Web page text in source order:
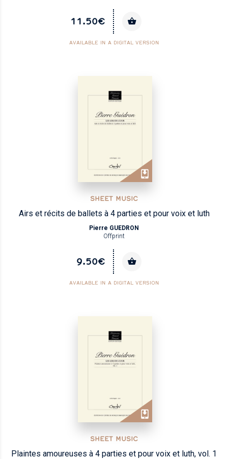
11.50€
AVAILABLE IN A DIGITAL VERSION
SHEET MUSIC
Airs et récits de ballets à 4 parties et pour voix et luth
Pierre GUEDRON
Offprint
9.50€
AVAILABLE IN A DIGITAL VERSION
SHEET MUSIC
Plaintes amoureuses à 4 parties et pour voix et luth, vol. 1